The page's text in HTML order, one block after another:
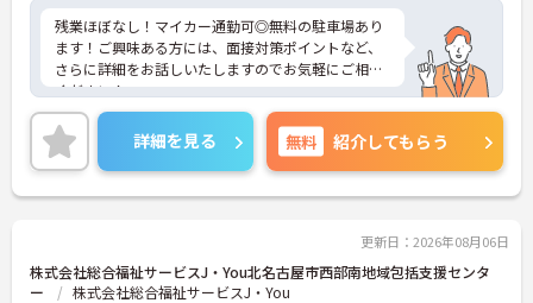
残業ほぼなし！マイカー通勤可◎無料の駐車場あり
ます！ご興味ある方には、面接対策ポイントなど、
さらに詳細をお話しいたしますのでお気軽にご相談
ください！
詳細を見る 無料 紹介してもらう
更新日：2026年08月06日
株式会社総合福祉サービスJ・You北名古屋市西部南地域包括支援センタ
ー
株式会社総合福祉サービスJ・You